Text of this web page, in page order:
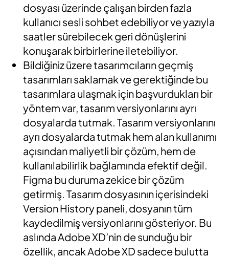
dosyası üzerinde çalışan birden fazla
kullanıcı sesli sohbet edebiliyor ve yazıyla
saatler sürebilecek geri dönüşlerini
konuşarak birbirlerine iletebiliyor.
Bildiğiniz üzere tasarımcıların geçmiş
tasarımları saklamak ve gerektiğinde bu
tasarımlara ulaşmak için başvurdukları bir
yöntem var, tasarım versiyonlarını ayrı
dosyalarda tutmak. Tasarım versiyonlarını
ayrı dosyalarda tutmak hem alan kullanımı
açısından maliyetli bir çözüm, hem de
kullanılabilirlik bağlamında efektif değil.
Figma bu duruma zekice bir çözüm
getirmiş. Tasarım dosyasının içerisindeki
Version History paneli, dosyanın tüm
kaydedilmiş versiyonlarını gösteriyor. Bu
aslında Adobe XD’nin de sunduğu bir
özellik, ancak Adobe XD sadece bulutta